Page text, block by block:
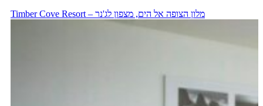
Timber Cove Resort – מלון הצופה אל הים, מצפון לג'נר